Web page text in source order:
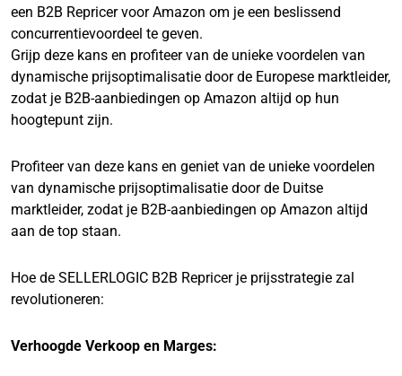
een B2B Repricer voor Amazon om je een beslissend
concurrentievoordeel te geven.
Grijp deze kans en profiteer van de unieke voordelen van
dynamische prijsoptimalisatie door de Europese marktleider,
zodat je B2B-aanbiedingen op Amazon altijd op hun
hoogtepunt zijn.
Profiteer van deze kans en geniet van de unieke voordelen
van dynamische prijsoptimalisatie door de Duitse
marktleider, zodat je B2B-aanbiedingen op Amazon altijd
aan de top staan.
Hoe de SELLERLOGIC B2B Repricer je prijsstrategie zal
revolutioneren:
Verhoogde Verkoop en Marges: